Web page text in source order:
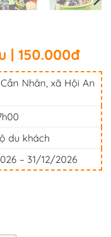
| 150.000đ
Nhân, xã Hội An
du khách
– 31/12/2026